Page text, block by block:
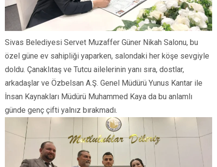
Sivas Belediyesi Servet Muzaffer Güner Nikah Salonu, bu
özel güne ev sahipliği yaparken, salondaki her köşe sevgiyle
doldu. Çanaklıtaş ve Tutcu ailelerinin yanı sıra, dostlar,
arkadaşlar ve Özbelsan A.Ş. Genel Müdürü Yunus Kantar ile
İnsan Kaynakları Müdürü Muhammed Kaya da bu anlamlı
günde genç çifti yalnız bırakmadı.